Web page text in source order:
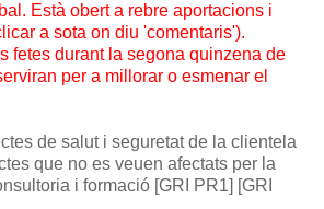
Està obert a rebre aportacions i
a sota on diu 'comentaris').
fetes durant la segona quinzena de
per a millorar o esmenar el
de salut i seguretat de la clientela
que no es veuen afectats per la
i formació [GRI PR1] [GRI